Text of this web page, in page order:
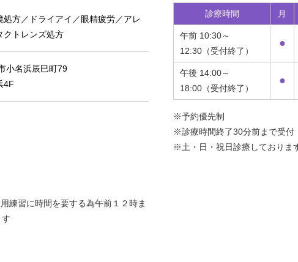
方／ドライアイ／眼精疲労／アレ
クトレンズ処方
小名浜辰巳町79
4F
練習に時間を要する為午前１２時ま
診療時間 月
午前 10:30～
12:30（受付終了）
●
午後 14:00～
18:00（受付終了）
●
※予約優先制
※診療時間終了30分前まで受付
※土・日・祝日診療しておりま